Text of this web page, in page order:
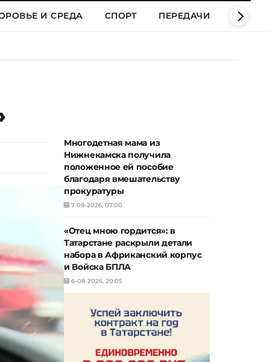
И СРЕДА СПОРТ ПЕРЕДАЧИ КЛИПЫ
Многодетная мама из
Нижнекамска получила
положенное ей пособие
благодаря вмешательству
прокуратуры
7-08-2026, 07:00
«Отец мною гордится»: в
Татарстане раскрыли детали
набора в Африканский корпус
и Войска БПЛА
6-08-2026, 20:05